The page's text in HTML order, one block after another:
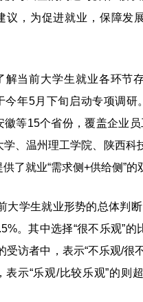
议，为促进就业，保障发
解当前大学生就业各环节
今年5月下旬启动专项调
徽等15个省份，覆盖企业
学、温州理工学院、陕西
了就业“需求侧+供给侧”的
大学生就业形势的总体判
。其中选择“很不乐观”
受访者中，表示“不乐观/很
表示“乐观/比较乐观”的则